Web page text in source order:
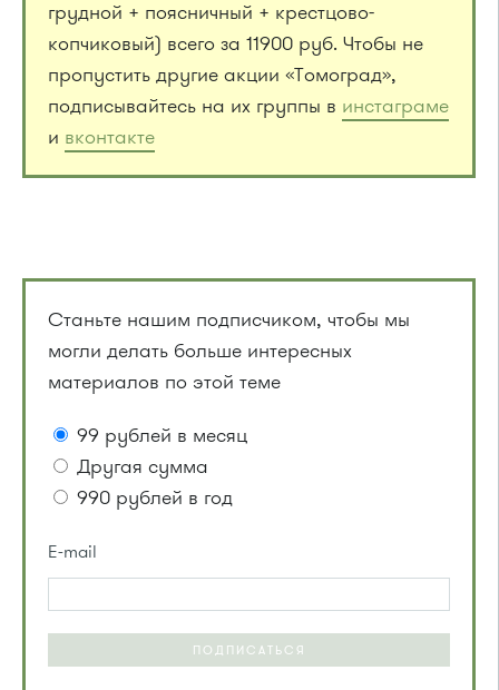
грудной + поясничный + крестцово-
копчиковый) всего за 11900 руб. Чтобы не
пропустить другие акции «Томоград»,
подписывайтесь на их группы в инстаграме
и вконтакте
Станьте нашим подписчиком, чтобы мы
могли делать больше интересных
материалов по этой теме
99 рублей в месяц
Другая сумма
990 рублей в год
E-mail
ПОДПИСАТЬСЯ